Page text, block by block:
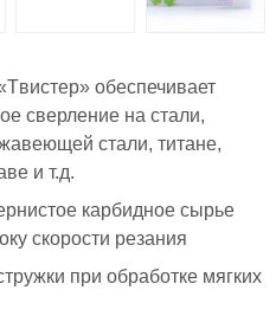
обеспечивает
сверление на стали,
стали, титане,
и т.д.
карбидное сырье
скорости резания
при обработке мягких